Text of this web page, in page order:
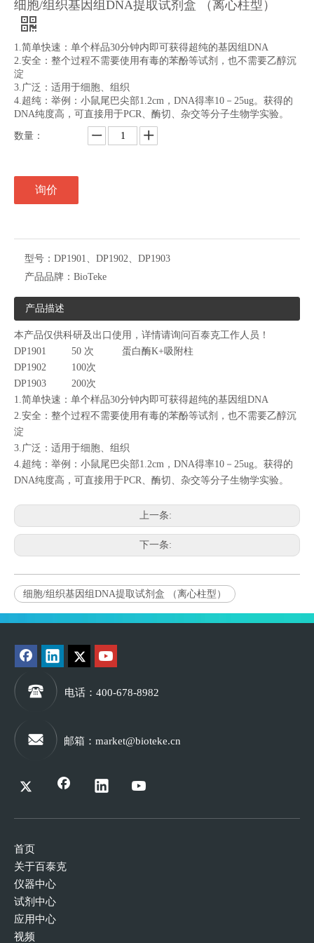
细胞/组织基因组DNA提取试剂盒 （离心柱型）
1.简单快速：单个样品30分钟内即可获得超纯的基因组DNA
2.安全：整个过程不需要使用有毒的苯酚等试剂，也不需要乙醇沉
淀
3.广泛：适用于细胞、组织
4.超纯：举例：小鼠尾巴尖部1.2cm，DNA得率10－25ug。获得的
DNA纯度高，可直接用于PCR、酶切、杂交等分子生物学实验。
数量：
询价
型号： DP1901、DP1902、DP1903
产品品牌： BioTeke
产品描述
本产品仅供科研及出口使用，详情请询问百泰克工作人员！
DP1901 50 次 蛋白酶K+吸附柱
DP1902 100次
DP1903 200次
1.简单快速：单个样品30分钟内即可获得超纯的基因组DNA
2.安全：整个过程不需要使用有毒的苯酚等试剂，也不需要乙醇沉
淀
3.广泛：适用于细胞、组织
4.超纯：举例：小鼠尾巴尖部1.2cm，DNA得率10－25ug。获得的
DNA纯度高，可直接用于PCR、酶切、杂交等分子生物学实验。
上一条:
下一条:
细胞/组织基因组DNA提取试剂盒 （离心柱型）
电话 ：400-678-8982
邮箱 ： market@bioteke.cn
首页
关于百泰克
仪器中心
试剂中心
应用中心
视频